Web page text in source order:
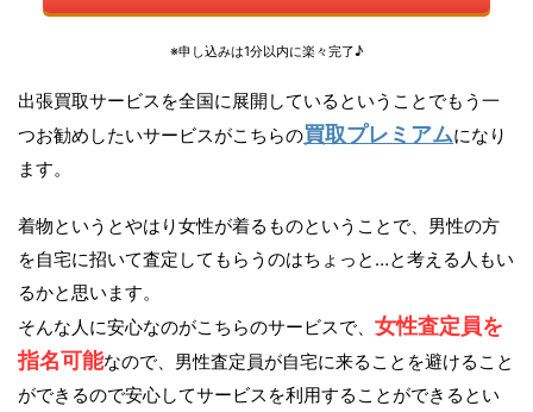
※申し込みは1分以内に楽々完了♪
出張買取サービスを全国に展開しているということでもう一
つお勧めしたいサービスがこちらの買取プレミアムになり
ます。
着物というとやはり女性が着るものということで、男性の方
を自宅に招いて査定してもらうのはちょっと…と考える人もい
るかと思います。
そんな人に安心なのがこちらのサービスで、 女性査定員を
指名可能なので、男性査定員が自宅に来ることを避けること
ができるので安心してサービスを利用することができるとい